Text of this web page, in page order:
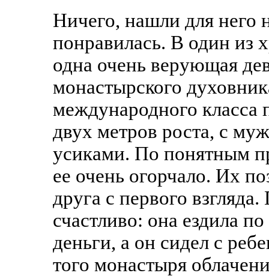
Ничего, нашли для него
понравилась. В один из
одна очень верующая
монастырского
международного класса
двух метров роста, с
усиками. По понятным
ее очень огорчало. Их
друга с первого
счастливо: она ездила
деньги, а он сидел с
того монастыря